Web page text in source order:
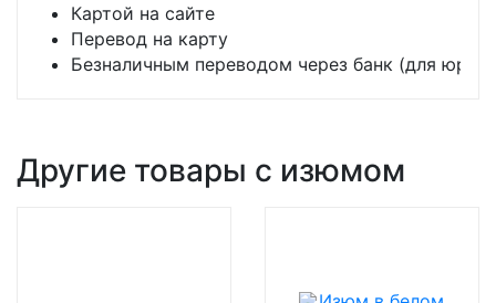
Картой на сайте
Перевод на карту
Безналичным переводом через банк (для юр.
Другие товары с изюмом